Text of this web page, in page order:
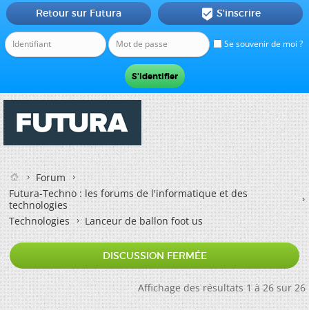
Se souvenir de moi ?
Retour sur Futura  S'inscrire
Forum
Futura-Techno : les forums de l'informatique et des
technologies
Technologies
Lanceur de ballon foot us
DISCUSSION FERMÉE
Affichage des résultats 1 à 26 sur 26